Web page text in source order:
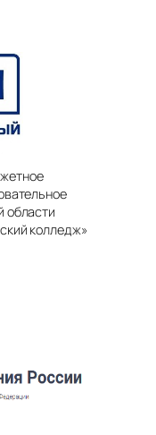
области
колледж»